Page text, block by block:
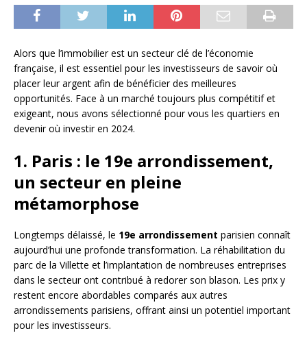
Alors que l’immobilier est un secteur clé de l’économie
française, il est essentiel pour les investisseurs de savoir où
placer leur argent afin de bénéficier des meilleures
opportunités. Face à un marché toujours plus compétitif et
exigeant, nous avons sélectionné pour vous les quartiers en
devenir où investir en 2024.
1. Paris : le 19e arrondissement,
un secteur en pleine
métamorphose
Longtemps délaissé, le 19e arrondissement parisien connaît
aujourd’hui une profonde transformation. La réhabilitation du
parc de la Villette et l’implantation de nombreuses entreprises
dans le secteur ont contribué à redorer son blason. Les prix y
restent encore abordables comparés aux autres
arrondissements parisiens, offrant ainsi un potentiel important
pour les investisseurs.